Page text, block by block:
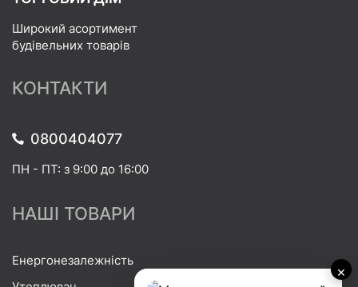
×
Широкий асортимент
будівельних товарів
КОНТАКТИ
0800404077
ПН - ПТ: з 9:00 до 16:00
НАШІ ТОВАРИ
Енергонезалежність